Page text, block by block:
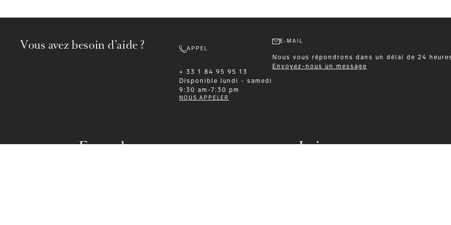
Formalwear Leisurewear
Vous avez besoin d’aide ? APPEL
+ 33 1 84 95 95 13
Disponible
lundi - samedi
9:30 am-7:30 pm
NOUS APPELER
E-MAIL
Nous vous répondrons dans un délai de 24
Envoyez-nous un message